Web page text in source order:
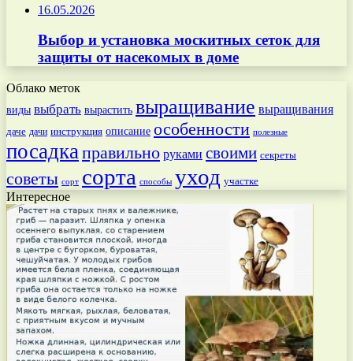
16.05.2026
Выбор и установка москитных сеток для
защиты от насекомых в доме
Облако меток
виды выбрать вырастить выращивание выращивания
даче дачи инструкция описание особенности полезные
посадкаправильно руками своими секреты
советы сорт сорта способы уход участке
Интересное